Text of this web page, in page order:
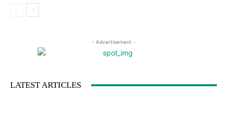
- Advertisement -
LATEST ARTICLES